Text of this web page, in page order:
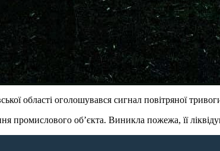
області оголошувався сигнал повітряної
промислового об’єкта. Виникла пожежа, її